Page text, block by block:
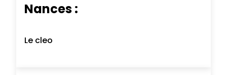
Nances :
Le cleo